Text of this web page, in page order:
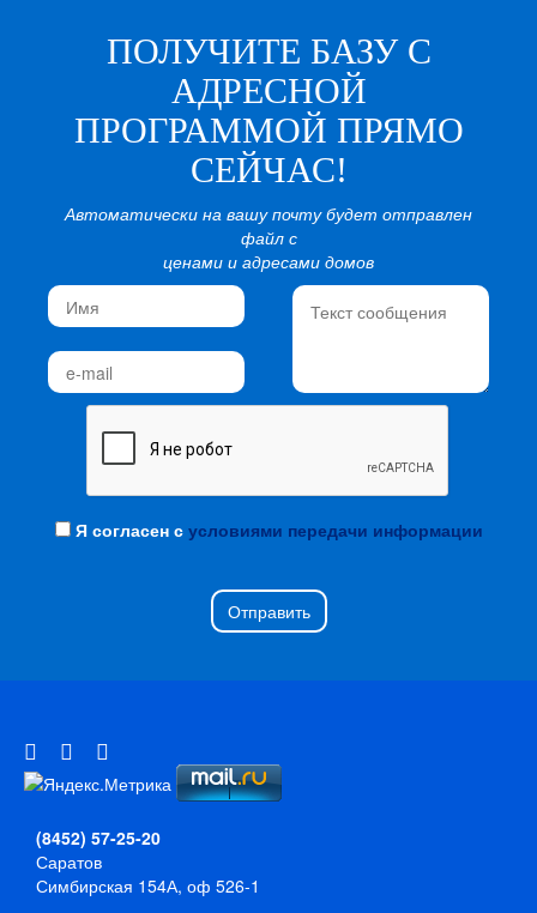
ПОЛУЧИТЕ БАЗУ С
АДРЕСНОЙ
ПРОГРАММОЙ ПРЯМО
СЕЙЧАС!
Автоматически на вашу почту будет отправлен
файл с
ценами и адресами домов
Я согласен с условиями передачи информации
Отправить
(8452) 57-25-20
Саратов
Симбирская 154А, оф 526-1